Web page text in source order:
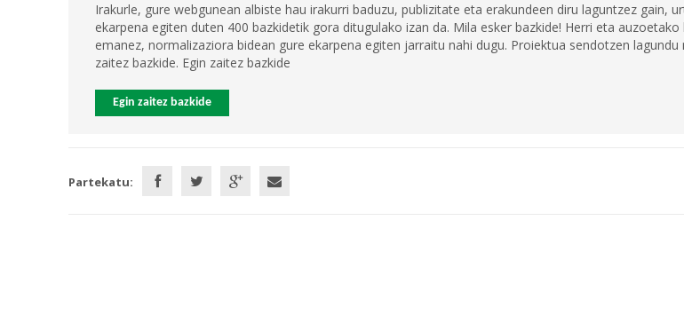
Irakurle, gure webgunean albiste hau irakurri baduzu, publizitate eta erakundeen diru laguntzez gain,
ekarpena egiten duten 400 bazkidetik gora ditugulako izan da. Mila esker bazkide! Herri eta auzoetako
emanez, normalizaziora bidean gure ekarpena egiten jarraitu nahi dugu. Proiektua sendotzen lagundu
zaitez bazkide. Egin zaitez bazkide
Egin zaitez bazkide
Partekatu: